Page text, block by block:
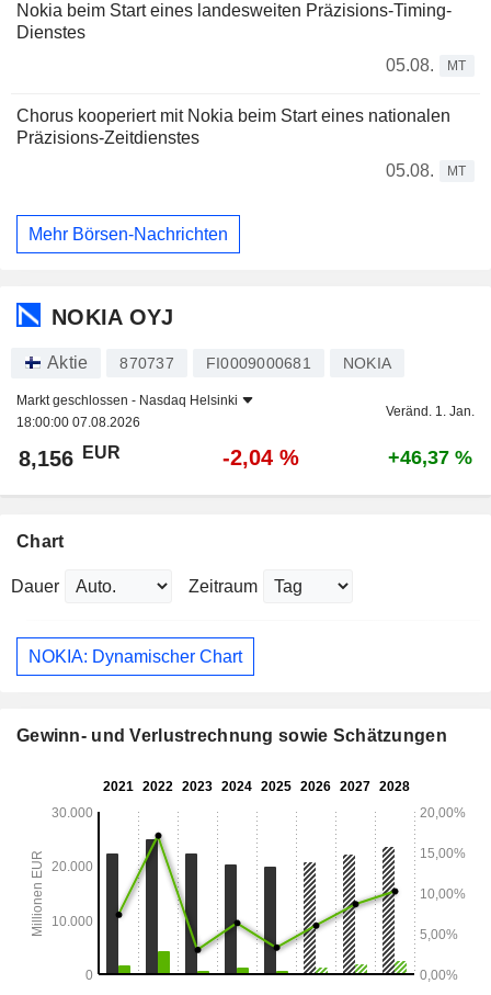
Nokia beim Start eines landesweiten Präzisions-Timing-
Dienstes
05.08.
MT
Chorus kooperiert mit Nokia beim Start eines nationalen
Präzisions-Zeitdienstes
05.08.
MT
Mehr Börsen-Nachrichten
NOKIA OYJ
Aktie 870737 FI0009000681 NOKIA
Markt geschlossen - Nasdaq Helsinki
18:00:00 07.08.2026
Veränd. 1. Jan.
8,156 EUR -2,04 % +46,37 %
Chart
Dauer Zeitraum
NOKIA: Dynamischer Chart
Gewinn- und Verlustrechnung sowie Schätzungen